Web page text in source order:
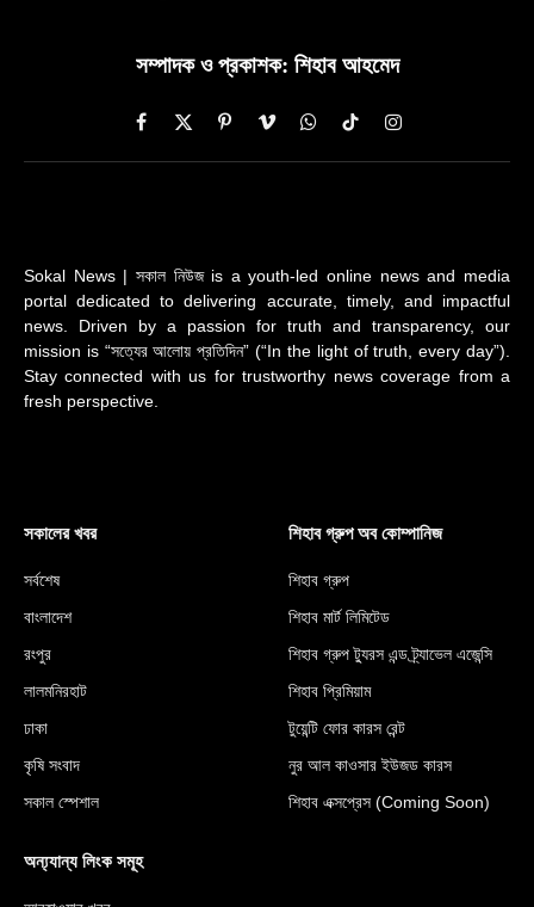
সম্পাদক ও প্রকাশক: শিহাব আহমেদ
Facebook
X
(Twitter)
PinterestVimeoWhatsAppTikTokInstagram
Sokal News | সকাল নিউজ is a youth-led online news and media
portal dedicated to delivering accurate, timely, and impactful
news. Driven by a passion for truth and transparency, our
mission is “সত্যের আলোয় প্রতিদিন” (“In the light of truth, every day”).
Stay connected with us for trustworthy news coverage from a
fresh perspective.
সকালের খবর
সর্বশেষ
বাংলাদেশ
রংপুর
লালমনিরহাট
ঢাকা
কৃষি সংবাদ
সকাল স্পেশাল
শিহাব গ্রুপ অব কোম্পানিজ
শিহাব গ্রুপ
শিহাব মার্ট লিমিটেড
শিহাব গ্রুপ ট্যুরস এন্ড ট্র্যাভেল এজেন্সি
শিহাব প্রিমিয়াম
টুয়েন্টি ফোর কারস রেন্ট
নুর আল কাওসার ইউজড কারস
শিহাব এক্সপ্রেস (Coming Soon)
অন্য্যান্য লিংক সমূহ